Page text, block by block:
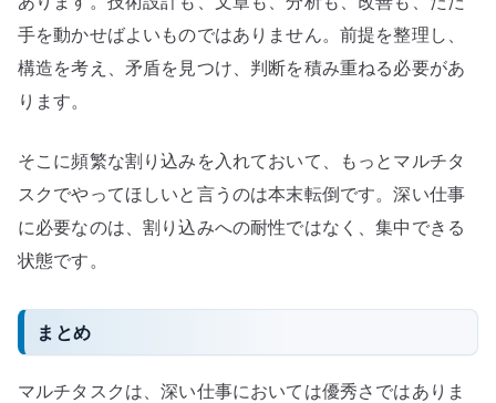
手を動かせばよいものではありません。前提を整理し、
構造を考え、矛盾を見つけ、判断を積み重ねる必要があ
ります。
そこに頻繁な割り込みを入れておいて、もっとマルチタ
スクでやってほしいと言うのは本末転倒です。深い仕事
に必要なのは、割り込みへの耐性ではなく、集中できる
状態です。
まとめ
マルチタスクは、深い仕事においては優秀さではありま